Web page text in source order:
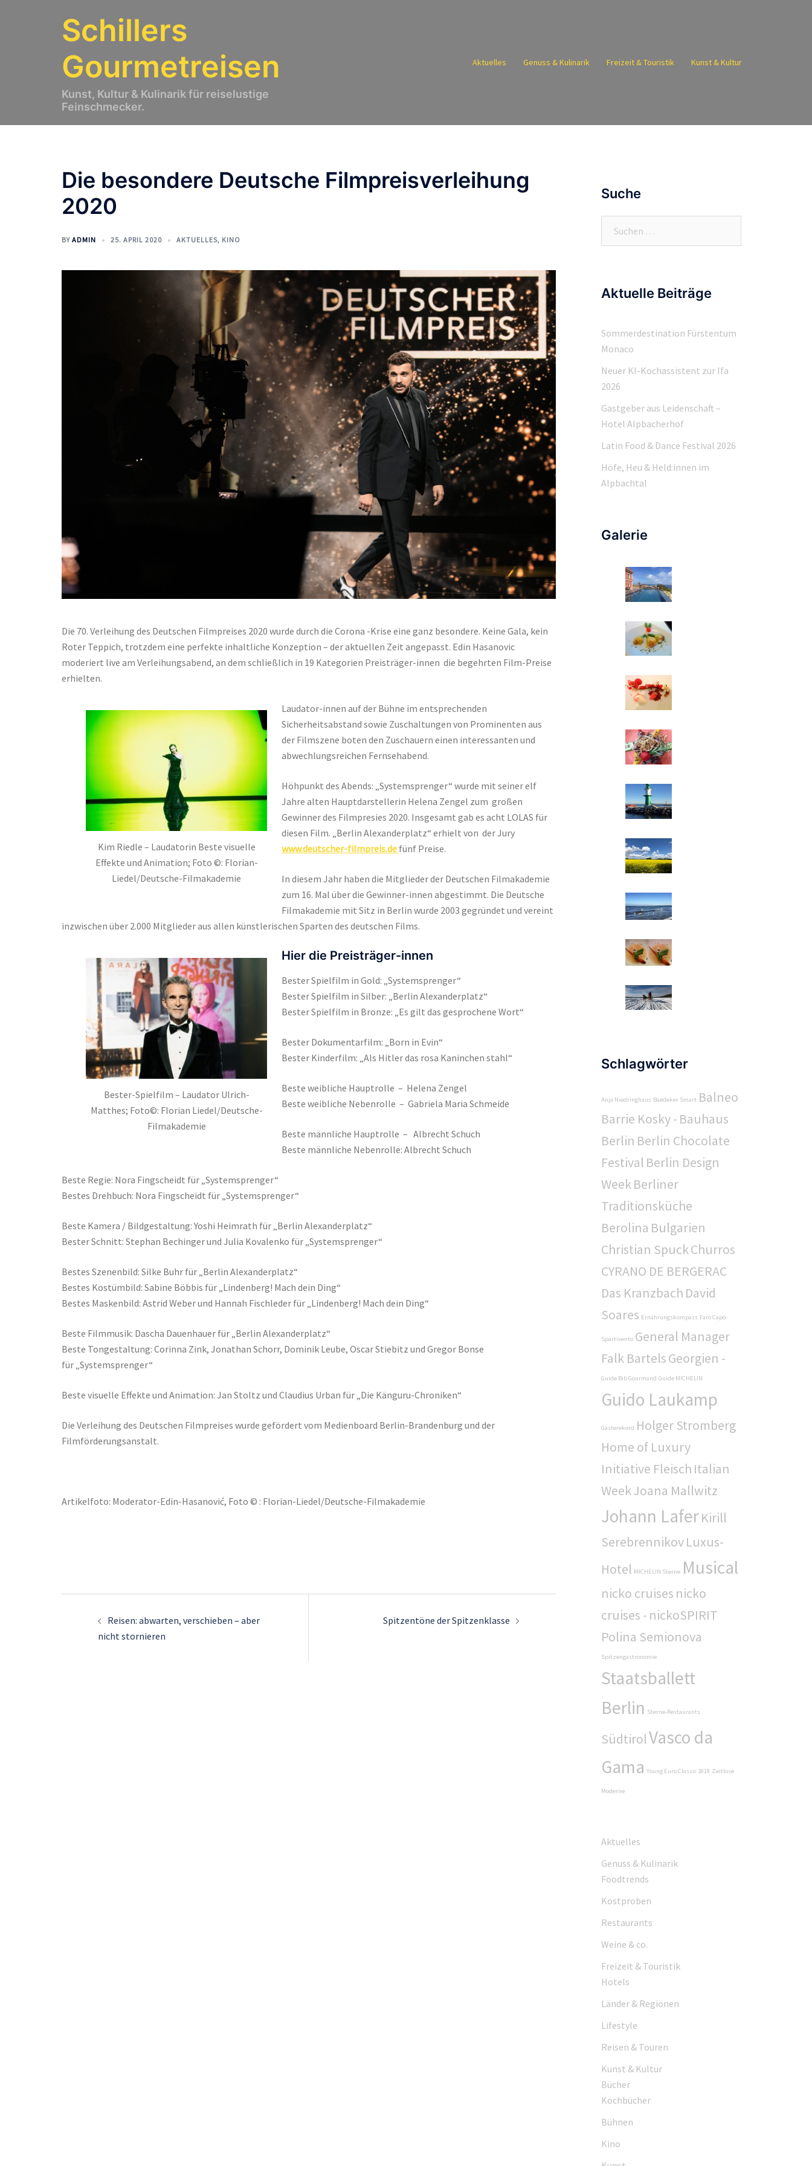
Schillers
Gourmetreisen
Kunst, Kultur & Kulinarik für reiselustige
Feinschmecker.
Aktuelles Genuss & Kulinarik Freizeit & Touristik Kunst & Kultur
Die besondere Deutsche Filmpreisverleihung
2020
BY ADMIN 25. APRIL 2020 AKTUELLES, KINO
Die 70. Verleihung des Deutschen Filmpreises 2020 wurde durch die Corona -Krise eine ganz besondere. Keine Gala, kein
Roter Teppich, trotzdem eine perfekte inhaltliche Konzeption – der aktuellen Zeit angepasst. Edin Hasanovic
moderiert live am Verleihungsabend, an dem schließlich in 19 Kategorien Preisträger-innen die begehrten Film-Preise
erhielten.
Kim Riedle – Laudatorin Beste visuelle
Effekte und Animation; Foto ©: Florian-
Liedel/Deutsche-Filmakademie
Laudator-innen auf der Bühne im entsprechenden
Sicherheitsabstand sowie Zuschaltungen von Prominenten aus
der Filmszene boten den Zuschauern einen interessanten und
abwechlungsreichen Fernsehabend.
Höhpunkt des Abends: „Systemsprenger“ wurde mit seiner elf
Jahre alten Hauptdarstellerin Helena Zengel zum großen
Gewinner des Filmpresies 2020. Insgesamt gab es acht LOLAS für
diesen Film. „Berlin Alexanderplatz“ erhielt von der Jury
www.deutscher-filmpreis.de fünf Preise.
In diesem Jahr haben die Mitglieder der Deutschen Filmakademie
zum 16. Mal über die Gewinner-innen abgestimmt. Die Deutsche
Filmakademie mit Sitz in Berlin wurde 2003 gegründet und vereint
inzwischen über 2.000 Mitglieder aus allen künstlerischen Sparten des deutschen Films.
Bester-Spielfilm – Laudator Ulrich-
Matthes; Foto©: Florian Liedel/Deutsche-
Filmakademie
Hier die Preisträger-innen
Bester Spielfilm in Gold: „Systemsprenger“
Bester Spielfilm in Silber: „Berlin Alexanderplatz“
Bester Spielfilm in Bronze: „Es gilt das gesprochene Wort“
Bester Dokumentarfilm: „Born in Evin“
Bester Kinderfilm: „Als Hitler das rosa Kaninchen stahl“
Beste weibliche Hauptrolle – Helena Zengel
Beste weibliche Nebenrolle – Gabriela Maria Schmeide
Beste männliche Hauptrolle – Albrecht Schuch
Beste männliche Nebenrolle: Albrecht Schuch
Beste Regie: Nora Fingscheidt für „Systemsprenger“
Bestes Drehbuch: Nora Fingscheidt für „Systemsprenger“
Beste Kamera / Bildgestaltung: Yoshi Heimrath für „Berlin Alexanderplatz“
Bester Schnitt: Stephan Bechinger und Julia Kovalenko für „Systemsprenger“
Bestes Szenenbild: Silke Buhr für „Berlin Alexanderplatz“
Bestes Kostümbild: Sabine Böbbis für „Lindenberg! Mach dein Ding“
Bestes Maskenbild: Astrid Weber und Hannah Fischleder für „Lindenberg! Mach dein Ding“
Beste Filmmusik: Dascha Dauenhauer für „Berlin Alexanderplatz“
Beste Tongestaltung: Corinna Zink, Jonathan Schorr, Dominik Leube, Oscar Stiebitz und Gregor Bonse
für „Systemsprenger“
Beste visuelle Effekte und Animation: Jan Stoltz und Claudius Urban für „Die Känguru-Chroniken“
Die Verleihung des Deutschen Filmpreises wurde gefördert vom Medienboard Berlin-Brandenburg und der
Filmförderungsanstalt.
Artikelfoto: Moderator-Edin-Hasanović, Foto © : Florian-Liedel/Deutsche-Filmakademie
Navigation
Reisen: abwarten, verschieben – aber
nicht stornieren
Spitzentöne der Spitzenklasse
Suche
Aktuelle Beiträge
Sommerdestination Fürstentum
Monaco
Neuer KI-Kochassistent zur Ifa
2026
Gastgeber aus Leidenschaft –
Hotel Alpbacherhof
Latin Food & Dance Festival 2026
Höfe, Heu & Held:innen im
Alpbachtal
Galerie
Schlagwörter
Anja Niedringhaus Baedeker Smart Balneo
Barrie Kosky - Bauhaus
Berlin Berlin Chocolate
Festival Berlin Design
WeekBerliner
Traditionsküche
Berolina Bulgarien
Christian SpuckChurros
CYRANO DE BERGERAC
Das Kranzbach David
Soares Ernährungskompass Faro Capo-
Spartivento General Manager
Falk BartelsGeorgien -
Guide Bib Gourmand Guide MICHELIN
Guido Laukamp
Gästerekord Holger Stromberg
Home of Luxury
Initiative Fleisch Italian
WeekJoana Mallwitz
Johann LaferKirill
SerebrennikovLuxus-
Hotel MICHELIN Sterne Musical
nicko cruises nicko
cruises - nickoSPIRIT
Polina Semionova
Spitzengastronomie
Staatsballett
Berlin Sterne-Restaurants
SüdtirolVasco da
Gama Young Euro Classic 2019 Zeitlose
Moderne
Aktuelles
Genuss & Kulinarik
Foodtrends
Kostproben
Restaurants
Weine & co.
Freizeit & Touristik
Hotels
Länder & Regionen
Lifestyle
Reisen & Touren
Kunst & Kultur
Bücher
Kochbücher
Bühnen
Kino